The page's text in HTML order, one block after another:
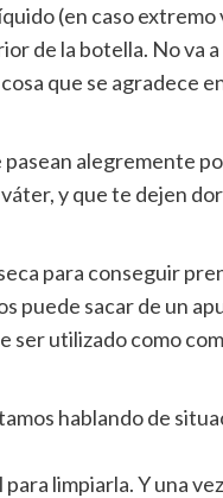
(en caso
de la botella. No va
que se agradece
alegremente
y que te dejen
para conseguir
puede sacar de un
ser utilizado como
hablando de
limpiarla. Y una